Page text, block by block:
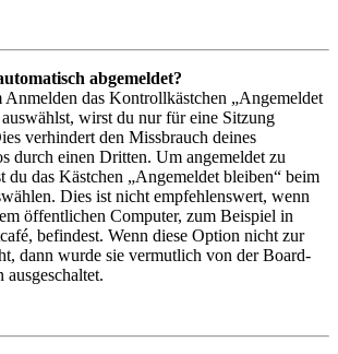
abgemeldet?
Anmelden das Kontrollkästchen „Angemeldet
wirst du nur für eine Sitzung
verhindert den Missbrauch deines
durch einen Dritten. Um angemeldet zu
du das Kästchen „Angemeldet bleiben“ beim
Dies ist nicht empfehlenswert, wenn
öffentlichen Computer, zum Beispiel in
befindest. Wenn diese Option nicht zur
dann wurde sie vermutlich von der Board-